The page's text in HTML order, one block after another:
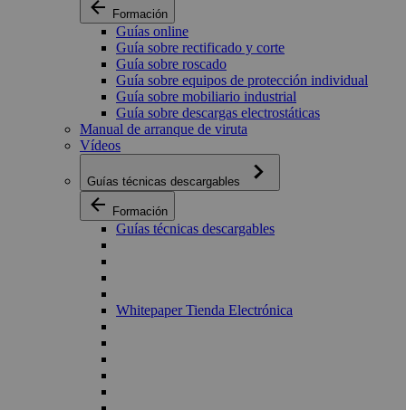
Formación
Guías online
Guía sobre rectificado y corte
Guía sobre roscado
Guía sobre equipos de protección individual
Guía sobre mobiliario industrial
Guía sobre descargas electrostáticas
Manual de arranque de viruta
Vídeos
Guías técnicas descargables
Formación
Guías técnicas descargables
Whitepaper Tienda Electrónica